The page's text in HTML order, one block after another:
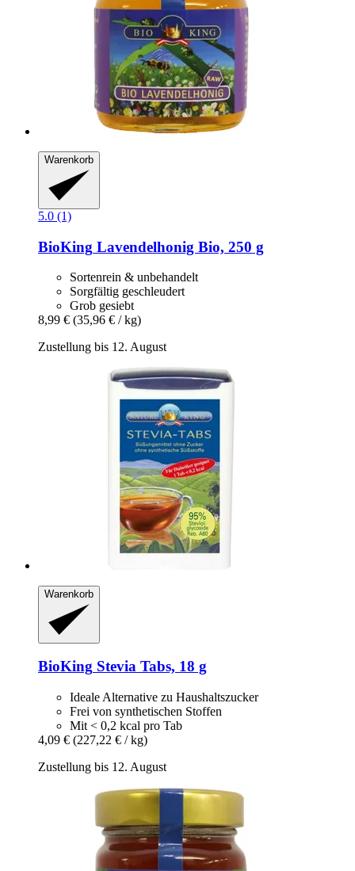
Warenkorb
5.0 (1)
BioKing Lavendelhonig Bio, 250 g
Sortenrein & unbehandelt
Sorgfältig geschleudert
Grob gesiebt
8,99 € (35,96 € / kg)
Zustellung bis 12. August
Warenkorb
BioKing Stevia Tabs, 18 g
Ideale Alternative zu Haushaltszucker
Frei von synthetischen Stoffen
Mit < 0,2 kcal pro Tab
4,09 € (227,22 € / kg)
Zustellung bis 12. August